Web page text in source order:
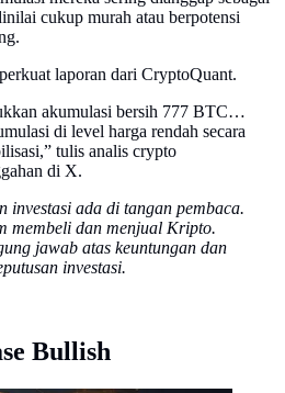
cukup murah atau berpotensi
laporan dari CryptoQuant.
akumulasi bersih 777 BTC…
di level harga rendah secara
tulis analis crypto
di X.
investasi ada di tangan pembaca.
membeli dan menjual Kripto.
jawab atas keuntungan dan
investasi.
Bullish